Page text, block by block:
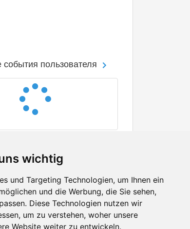
wichtig
und Targeting Technologien, um Ihnen ein
und die Werbung, die Sie sehen,
Diese Technologien nutzen wir
um zu verstehen, woher unsere
Website weiter zu entwickeln.
события пользователя
Facebook
Twitter
YouTube